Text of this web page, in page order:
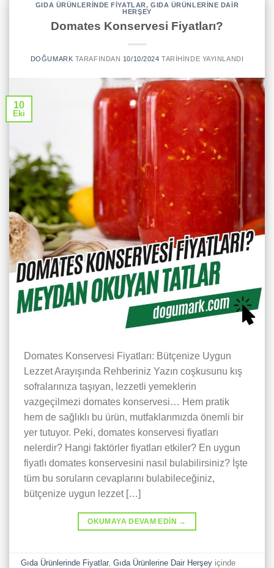
GIDA ÜRÜNLERINDE FIYATLAR, GIDA ÜRÜNLERINE DAIR
HERŞEY
Domates Konservesi Fiyatları?
DOĞUMARK TARAFINDAN 10/10/2024 TARIHINDE YAYINLANDI
10
Eki
Domates Konservesi Fiyatları: Bütçenize Uygun
Lezzet Arayışında Rehberiniz Yazın coşkusunu kış
sofralarınıza taşıyan, lezzetli yemeklerin
vazgeçilmezi domates konservesi… Hem pratik
hem de sağlıklı bu ürün, mutfaklarımızda önemli bir
yer tutuyor. Peki, domates konservesi fiyatları
nelerdir? Hangi faktörler fiyatları etkiler? En uygun
fiyatlı domates konservesini nasıl bulabilirsiniz? İşte
tüm bu soruların cevaplarını bulabileceğiniz,
bütçenize uygun lezzet […]
OKUMAYA DEVAM EDIN →
Gıda Ürünlerinde Fiyatlar,Gıda Ürünlerine Dair Herşey içinde